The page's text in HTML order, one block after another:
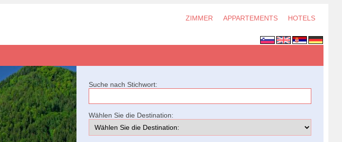
ZIMMER APPARTEMENTS HOTELS
Suche nach Stichwort:
Wählen Sie die Destination: